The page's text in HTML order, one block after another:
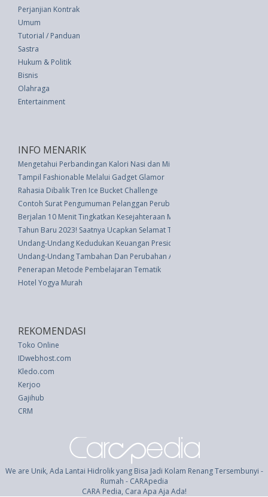
Perjanjian Kontrak
Umum
Tutorial / Panduan
Sastra
Hukum & Politik
Bisnis
Olahraga
Entertainment
INFO MENARIK
Mengetahui Perbandingan Kalori Nasi dan Mie Instan
Tampil Fashionable Melalui Gadget Glamor
Rahasia Dibalik Tren Ice Bucket Challenge
Contoh Surat Pengumuman Pelanggan Perubahan Kebijakan
Berjalan 10 Menit Tingkatkan Kesejahteraan Mental Anda
Tahun Baru 2023! Saatnya Ucapkan Selamat Tinggal pada Toxic
Undang-Undang Kedudukan Keuangan Presiden, Wakil Presiden Dan
Undang-Undang Tambahan Dan Perubahan Atas Anggaran Pendapatan
Penerapan Metode Pembelajaran Tematik
Hotel Yogya Murah
REKOMENDASI
Toko Online
IDwebhost.com
Kledo.com
Kerjoo
Gajihub
CRM
We are Unik, Ada Lantai Hidrolik yang Bisa Jadi Kolam Renang Tersembunyi -
Rumah - CARApedia
CARA Pedia, Cara Apa Aja Ada!